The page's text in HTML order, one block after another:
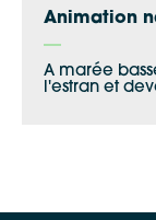
Animation
A marée
l'estran et